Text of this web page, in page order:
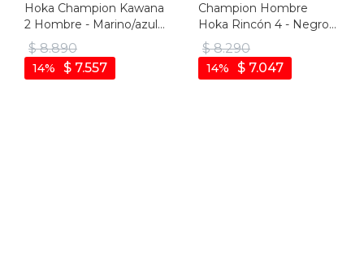
Hoka Champion Kawana
2 Hombre - Marino/azul
Claro - Marino-azul Claro
$ 8.890
$ 7.557
14
Champion Hombre
Hoka Rincón 4 - Negro-
blanco
$ 8.290
$ 7.047
14